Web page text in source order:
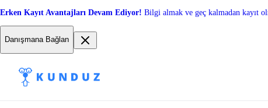
Erken Kayıt Avantajları Devam Ediyor! Bilgi almak ve geç kalmadan kayıt
Danışmana Bağlan